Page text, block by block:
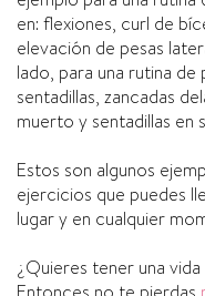
en: flexiones, curl de
elevación de pesas
lado, para una rutina de
sentadillas, zancadas
muerto y sentadillas en
Estos son algunos
ejercicios que puedes
lugar y en cualquier
¿Quieres tener una